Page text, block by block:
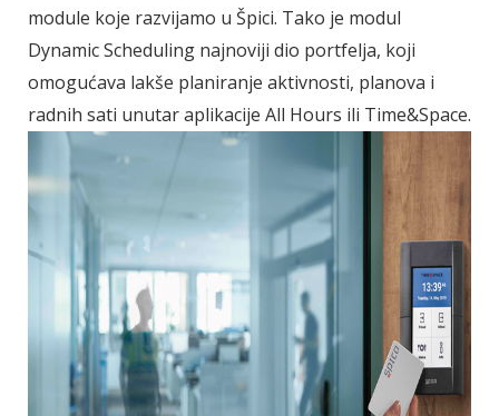
module koje razvijamo u Špici. Tako je modul
Dynamic Scheduling najnoviji dio portfelja, koji
omogućava lakše planiranje aktivnosti, planova i
radnih sati unutar aplikacije All Hours ili Time&Space.